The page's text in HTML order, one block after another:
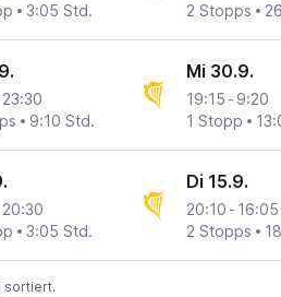
3:05 Std.
2 Stopps
23:30
9:10 Std.
Mi 30.9.
19:15 - 9:20
1 Stopp
20:30
3:05 Std.
Di 15.9.
20:10 - 16:05
2 Stopps
sortiert.